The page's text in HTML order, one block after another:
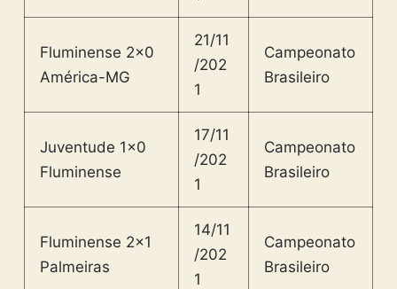
Fluminense 2×0
América-MG
21/11
/202
1
Campeonato
Brasileiro
Juventude 1×0
Fluminense
17/11
/202
1
Campeonato
Brasileiro
Fluminense 2×1
Palmeiras
14/11
/202
1
Campeonato
Brasileiro